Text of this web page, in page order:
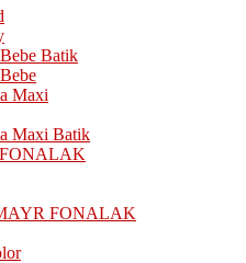
Batik
Maxi
Maxi Batik
FONALAK